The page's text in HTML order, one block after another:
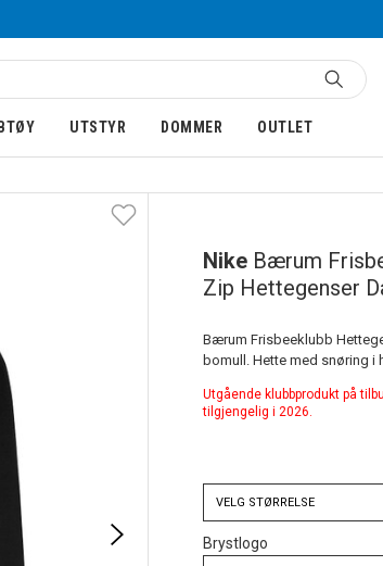
UTSTYR DOMMER OUTLET
Nike Bærum
Zip Hettegenser
Bærum Frisbeeklubb
bomull. Hette med snøring i
Utgående klubbprodukt på
tilgjengelig i 2026.
VELG STØRRELSE
Brystlogo